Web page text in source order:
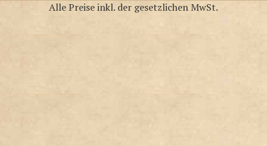
Alle Preise inkl. der gesetzlichen MwSt.